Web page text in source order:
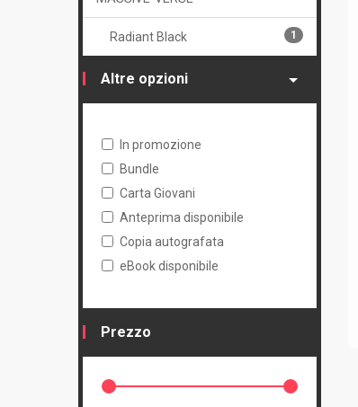
Radiant Black 1
Altre opzioni
In promozione
Bundle
Carta Giovani
Anteprima disponibile
Copia autografata
eBook disponibile
Prezzo